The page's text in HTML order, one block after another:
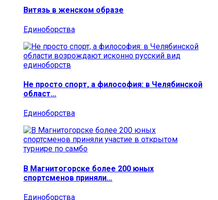
Витязь в женском образе
Единоборства
Не просто спорт, а философия: в Челябинской
област…
Единоборства
В Магнитогорске более 200 юных
спортсменов приняли…
Единоборства